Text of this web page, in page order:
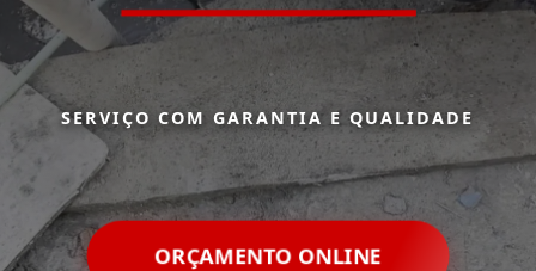
SERVIÇO COM GARANTIA E QUALIDADE
ORÇAMENTO ONLINE